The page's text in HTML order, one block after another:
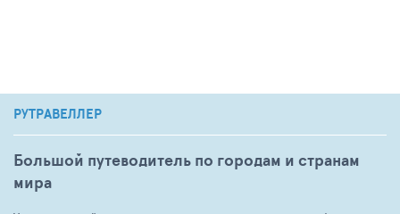
РУТРАВЕЛЛЕР
Большой путеводитель по городам и странам
мира